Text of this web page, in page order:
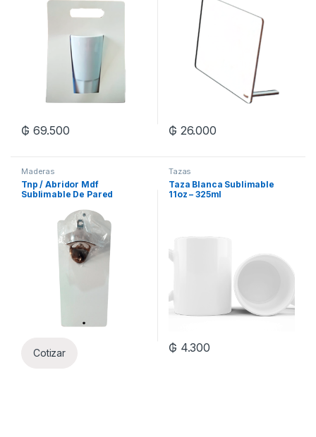
₲ 69.500 ₲ 26.000
Maderas
Tnp / Abridor Mdf
Sublimable De Pared
Cotizar
Tazas
Taza Blanca Sublimable
11oz – 325ml
₲ 4.300